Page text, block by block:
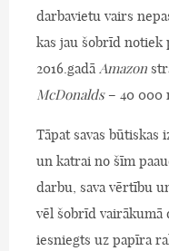
darbavietu vairs
kas jau šobrīd notiek
2016.gadā Amazon
McDonalds– 40 000
Tāpat savas būtiskas
un katrai no šīm
darbu, sava vērtību
vēl šobrīd vairākumā
iesniegts uz papīra